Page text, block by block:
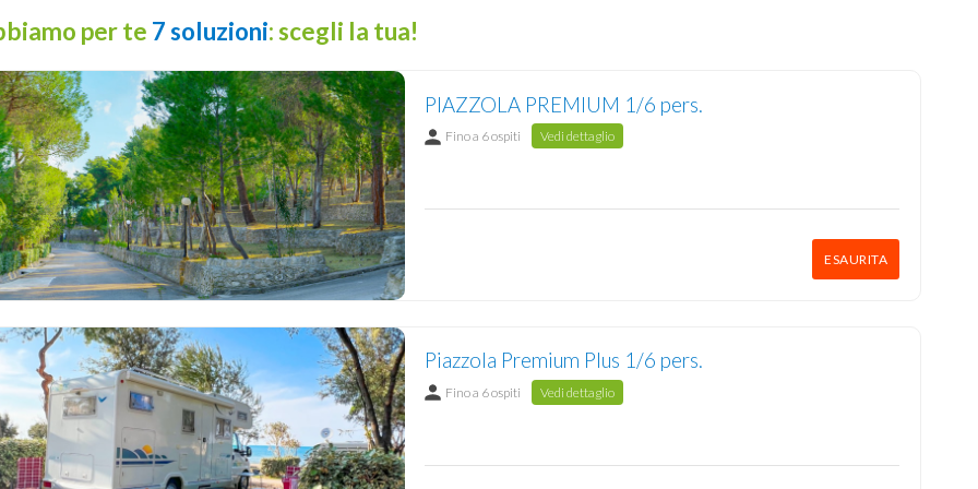
per te 7 soluzioni: scegli la tua!
PIAZZOLA PREMIUM 1/6 pers.
Fino a 6 ospiti Vedi dettaglio
ESAURITA
Piazzola Premium Plus 1/6 pers.
Fino a 6 ospiti Vedi dettaglio